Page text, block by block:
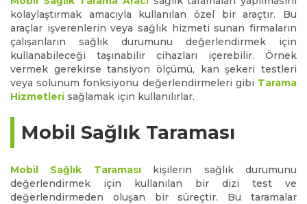
kolaylaştırmak amacıyla kullanılan özel bir araçtır. Bu
araçlar işverenlerin veya sağlık hizmeti sunan firmaların
çalışanların sağlık durumunu değerlendirmek için
kullanabileceği taşınabilir cihazları içerebilir. Örnek
vermek gerekirse tansiyon ölçümü, kan şekeri testleri
veya solunum fonksiyonu değerlendirmeleri gibi Tarama
Hizmetleri sağlamak için kullanılırlar.
Mobil Sağlık Taraması
Mobil Sağlık Taramasıkişilerin sağlık durumunu
değerlendirmek için kullanılan bir dizi test ve
değerlendirmeden oluşan bir süreçtir. Bu taramalar